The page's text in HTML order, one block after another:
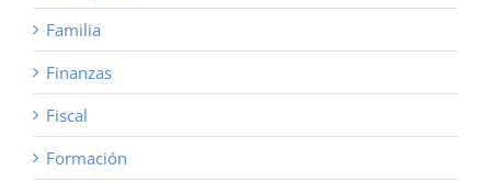
Familia
Finanzas
Fiscal
Formación